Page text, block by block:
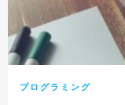
プログラミング